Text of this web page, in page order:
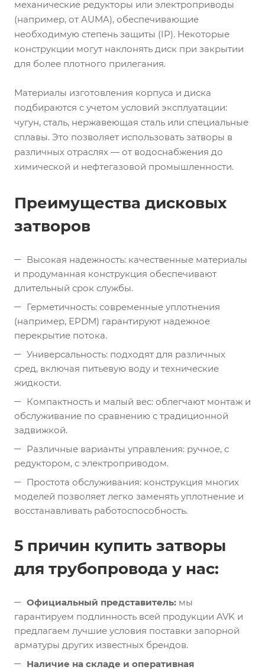
механические редукторы или электроприводы
(например, от AUMA), обеспечивающие
необходимую степень защиты (IP). Некоторые
конструкции могут наклонять диск при закрытии
для более плотного прилегания.
Материалы изготовления корпуса и диска
подбираются с учетом условий эксплуатации:
чугун, сталь, нержавеющая сталь или специальные
сплавы. Это позволяет использовать затворы в
различных отраслях — от водоснабжения до
химической и нефтегазовой промышленности.
Преимущества дисковых
затворов
Высокая надежность: качественные материалы
и продуманная конструкция обеспечивают
длительный срок службы.
Герметичность: современные уплотнения
(например, EPDM) гарантируют надежное
перекрытие потока.
Универсальность: подходят для различных
сред, включая питьевую воду и технические
жидкости.
Компактность и малый вес: облегчают монтаж и
обслуживание по сравнению с традиционной
задвижкой.
Различные варианты управления: ручное, с
редуктором, с электроприводом.
Простота обслуживания: конструкция многих
моделей позволяет легко заменять уплотнение и
восстанавливать работоспособность.
5 причин купить затворы
для трубопровода у нас:
Официальный представитель: мы
гарантируем подлинность всей продукции AVK и
предлагаем лучшие условия поставки запорной
арматуры других известных брендов.
Наличие на складе и оперативная